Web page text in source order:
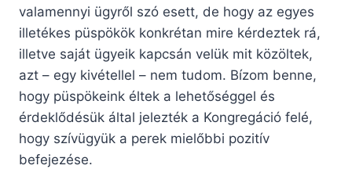
valamennyi ügyről szó esett, de hogy az egyes
illetékes püspökök konkrétan mire kérdeztek rá,
illetve saját ügyeik kapcsán velük mit közöltek,
azt – egy kivétellel – nem tudom. Bízom benne,
hogy püspökeink éltek a lehetőséggel és
érdeklődésük által jelezték a Kongregáció felé,
hogy szívügyük a perek mielőbbi pozitív
befejezése.